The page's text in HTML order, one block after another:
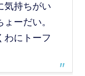
気持ちがい
ーだい。
わにトーフ